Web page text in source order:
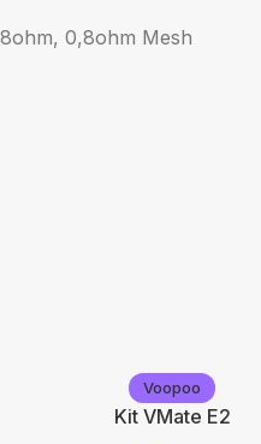
0,8ohm Mesh
Voopoo
Kit VMate E2